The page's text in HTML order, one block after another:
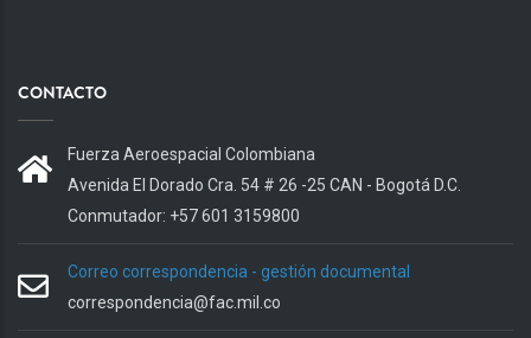
CONTACTO
Fuerza Aeroespacial Colombiana
Avenida El Dorado Cra. 54 # 26 -25 CAN - Bogotá D.C.
Conmutador: +57 601 3159800
Correo correspondencia - gestión documental
correspondencia@fac.mil.co